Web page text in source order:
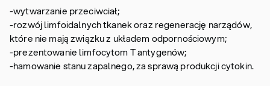
-wytwarzanie przeciwciał;
-rozwój limfoidalnych tkanek oraz regenerację narządów,
które nie mają związku z układem odpornościowym;
-prezentowanie limfocytom T antygenów;
-hamowanie stanu zapalnego, za sprawą produkcji cytokin.